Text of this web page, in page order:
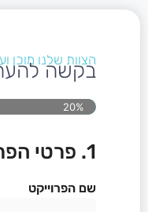
הצוות שלנו מוכן
בקשה
20%
1. פרטי הפרוייקט
שם הפרוייקט